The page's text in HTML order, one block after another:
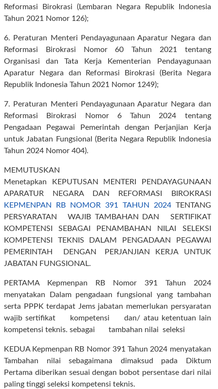
Reformasi Birokrasi (Lembaran Negara Republik Indonesia
Tahun 2021 Nomor 126);
6.
Peraturan Menteri Pendayagunaan Aparatur Negara dan
Reformasi Birokrasi Nomor 60 Tahun 2021 tentang
Organisasi dan Tata Kerja Kementerian Pendayagunaan
Aparatur Negara dan Reformasi Birokrasi (Berita Negara
Republik Indonesia Tahun 2021 Nomor 1249);
7. Peraturan Menteri Pendayagunaan Aparatur Negara dan
Reformasi Birokrasi Nomor 6 Tahun 2024 tentang
Pengadaan Pegawai Pemerintah dengan Perjanjian Kerja
untuk Jabatan Fungsional (Berita Negara Republik Indonesia
Tahun 2024 Nomor 404).
MEMUTUSKAN
Menetapkan KEPUTUSAN MENTERI PENDAYAGUNAAN
APARATUR NEGARA DAN REFORMASI BIROKRASI
KEPMENPAN RB NOMOR 391 TAHUN 2024TENTANG
PERSYARATAN WAJIB TAMBAHAN DAN SERTIFIKAT
KOMPETENSI SEBAGAI PENAMBAHAN NILAI SELEKSI
KOMPETENSI TEKNIS DALAM PENGADAAN PEGAWAI
PEMERINTAH DENGAN PERJANJIAN KERJA UNTUK
JABATAN FUNGSIONAL.
PERTAMA Kepmenpan RB Nomor 391 Tahun 2024
menyatakan Dalam pengadaan fungsional yang tambahan
serta PPPK terdapat Jems jabatan memerlukan persyaratan
wajib sertifikat kompetensi dan/ atau ketentuan lain
kompetensi teknis. sebagai tambahan nilai seleksi
KEDUA Kepmenpan RB Nomor 391 Tahun 2024 menyatakan
Tambahan nilai sebagaimana dimaksud pada Diktum
Pertama diberikan sesuai dengan bobot persentase dari nilai
paling tinggi seleksi kompetensi teknis.